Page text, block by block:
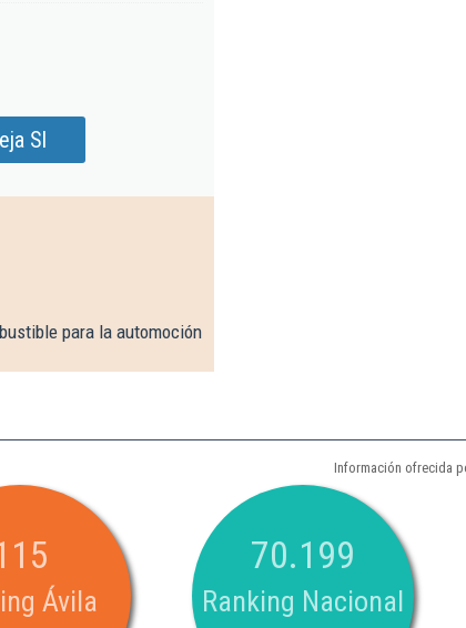
Sl
para la automoción
Información ofrecida
Ávila
70.199
Ranking Nacional